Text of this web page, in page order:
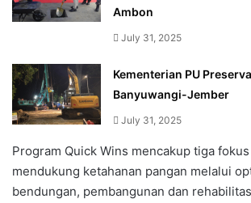
Ambon
July 31, 2025
Kementerian PU
Banyuwangi-Jember
July 31, 2025
Program Quick Wins mencakup tiga
mendukung ketahanan pangan melalui
bendungan, pembangunan dan